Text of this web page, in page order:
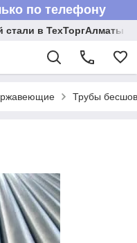
по телефону
стали в ТехТоргАлматы
Трубы